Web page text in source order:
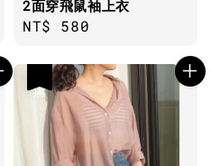
2面穿飛鼠袖上衣
Regular
NT$ 580